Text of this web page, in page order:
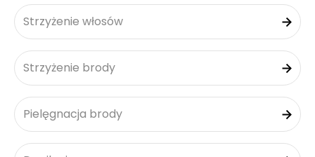
Strzyżenie włosów
Strzyżenie brody
Pielęgnacja brody